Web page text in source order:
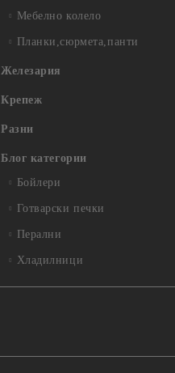
Мебелно колело
Планки,сюрмета,панти
Железария
Крепеж
Разни
Блог категории
Бойлери
Готварски печки
Перални
Хладилници